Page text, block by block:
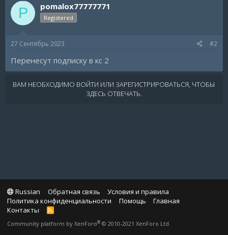
P pomalox77777771
Registered
27 Сентябрь 2023 #2
Перенесут подписку в кс 2
ВАМ НЕОБХОДИМО ВОЙТИ ИЛИ ЗАРЕГИСТРИРОВАТЬСЯ, ЧТОБЫ
ЗДЕСЬ ОТВЕЧАТЬ.
Russian Обратная связь
Условия и правила
Политика конфиденциальности
Помощь
Главная
Контакты
R
S
Community platform by XenForo® © 2010-2021 XenForo Ltd.